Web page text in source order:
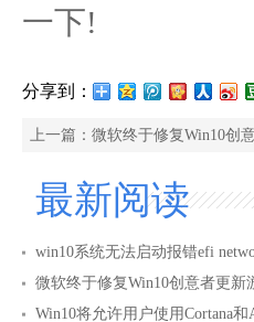
一下!
分享到：
上一篇：
最新阅读